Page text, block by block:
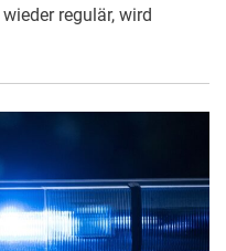
regulär, wird